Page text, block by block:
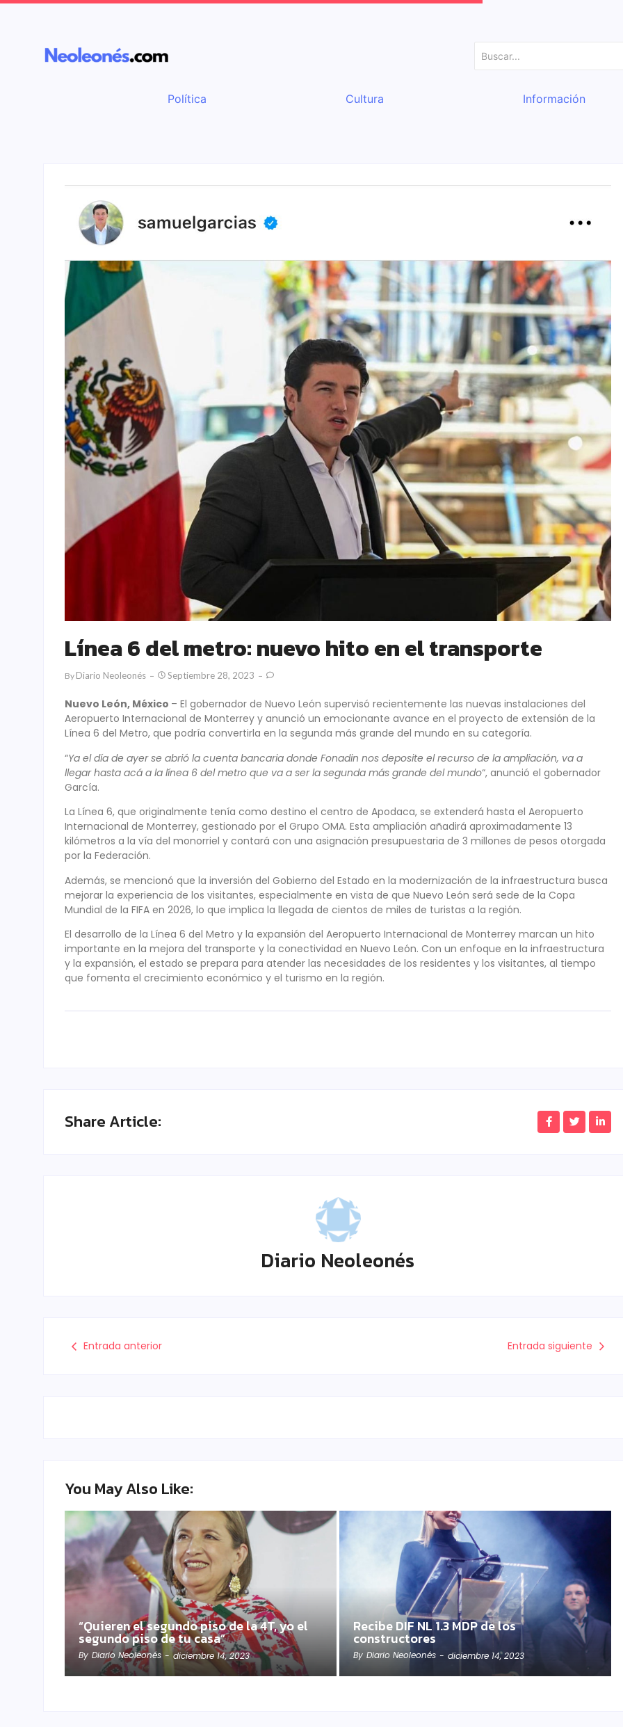
Política Cultura Información
Línea 6 del metro: nuevo hito en el transporte
By Diario Neoleonés Septiembre 28, 2023
Nuevo León, México – El gobernador de Nuevo León supervisó recientemente las nuevas instalaciones del
Aeropuerto Internacional de Monterrey y anunció un emocionante avance en el proyecto de extensión de la
Línea 6 del Metro, que podría convertirla en la segunda más grande del mundo en su categoría.
“Ya el día de ayer se abrió la cuenta bancaria donde Fonadin nos deposite el recurso de la ampliación, va a
llegar hasta acá a la línea 6 del metro que va a ser la segunda más grande del mundo“, anunció el gobernador
García.
La Línea 6, que originalmente tenía como destino el centro de Apodaca, se extenderá hasta el Aeropuerto
Internacional de Monterrey, gestionado por el Grupo OMA. Esta ampliación añadirá aproximadamente 13
kilómetros a la vía del monorriel y contará con una asignación presupuestaria de 3 millones de pesos otorgada
por la Federación.
Además, se mencionó que la inversión del Gobierno del Estado en la modernización de la infraestructura busca
mejorar la experiencia de los visitantes, especialmente en vista de que Nuevo León será sede de la Copa
Mundial de la FIFA en 2026, lo que implica la llegada de cientos de miles de turistas a la región.
El desarrollo de la Línea 6 del Metro y la expansión del Aeropuerto Internacional de Monterrey marcan un hito
importante en la mejora del transporte y la conectividad en Nuevo León. Con un enfoque en la infraestructura
y la expansión, el estado se prepara para atender las necesidades de los residentes y los visitantes, al tiempo
que fomenta el crecimiento económico y el turismo en la región.
Share Article:
Diario Neoleonés
Entrada anterior Entrada siguiente
You May Also Like:
“Quieren el segundo piso de la 4T, yo el
segundo piso de tu casa”
By Diario Neoleonés - diciembre 14, 2023
Recibe DIF NL 1.3 MDP de los
constructores
By Diario Neoleonés - diciembre 14, 2023